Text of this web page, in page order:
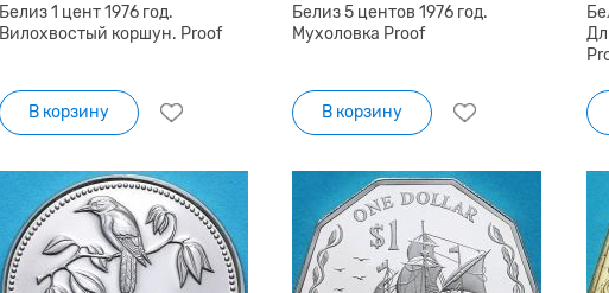
Белиз 1 цент 1976 год.
Вилохвостый коршун. Proof
В корзину
Белиз 5 центов 1976 год.
Мухоловка Proof
В корзину